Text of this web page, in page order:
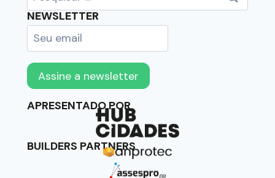
NEWSLETTER
APRESENTADO POR
BUILDERS PARTNERS